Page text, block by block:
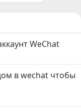
WeChat
в wechat чтобы